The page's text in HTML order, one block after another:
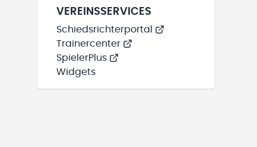
VEREINSSERVICES
Schiedsrichterportal
Trainercenter
SpielerPlus
Widgets